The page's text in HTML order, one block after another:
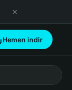
Hemen indir